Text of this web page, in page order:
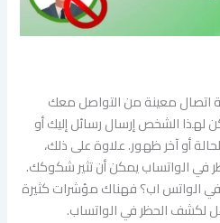
اتصال معينة من التواصل معك
لهذا الشخص إرسال رسائل إليك أو
أو آخر ظهور. علاوة على ذلك،
الواتساب يمكن أن تثير شكوكك.
الواتس اب؟ فهناك مؤشرات كثيرة
لكشف الحظر في الواتساب.